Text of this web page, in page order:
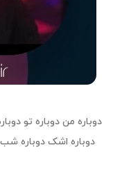
دوباره من دوباره تو
دوباره اشک دوباره